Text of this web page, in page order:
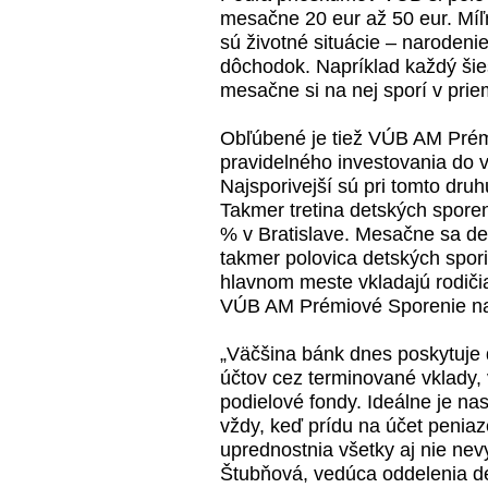
mesačne 20 eur až 50 eur.
sú životné situácie –
dôchodok. Napríklad každý
mesačne si na nej sporí v
Obľúbené je tiež VÚB AM
pravidelného investovania do
Najsporivejší sú pri tomto
Takmer tretina detských
% v Bratislave. Mesačne sa
takmer polovica detských
hlavnom meste vkladajú
VÚB AM Prémiové Sporenie
„Väčšina bánk dnes
účtov cez terminované
podielové fondy. Ideálne je
vždy, keď prídu na účet
uprednostnia všetky aj nie
Štubňová, vedúca oddelenia